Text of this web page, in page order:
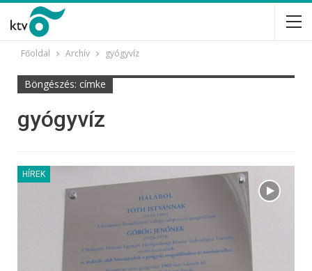
Főoldal Archív gyógyvíz
Böngészés: címke
gyógyvíz
HÍREK